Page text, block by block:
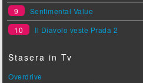
9
Sentimental Value
10
Il Diavolo veste Prada 2
Stasera in Tv
Overdrive